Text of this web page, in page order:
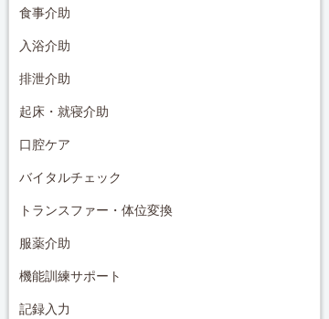
食事介助
入浴介助
排泄介助
起床・就寝介助
口腔ケア
バイタルチェック
トランスファー・体位変換
服薬介助
機能訓練サポート
記録入力